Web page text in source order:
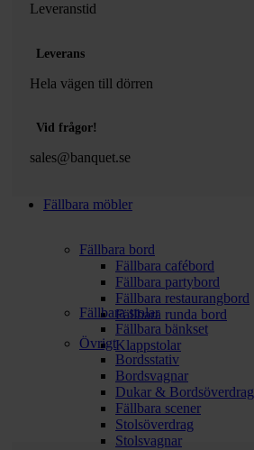
Leveranstid
Leverans
Hela vägen till dörren
Vid frågor!
sales@banquet.se
Fällbara möbler
Fällbara bord
Fällbara cafébord
Fällbara partybord
Fällbara restaurangbord
Fällbara runda bord
Fällbara stolar
Fällbara bänkset
Klappstolar
Övrigt
Bordsstativ
Bordsvagnar
Dukar & Bordsöverdrag
Fällbara scener
Stolsöverdrag
Stolsvagnar